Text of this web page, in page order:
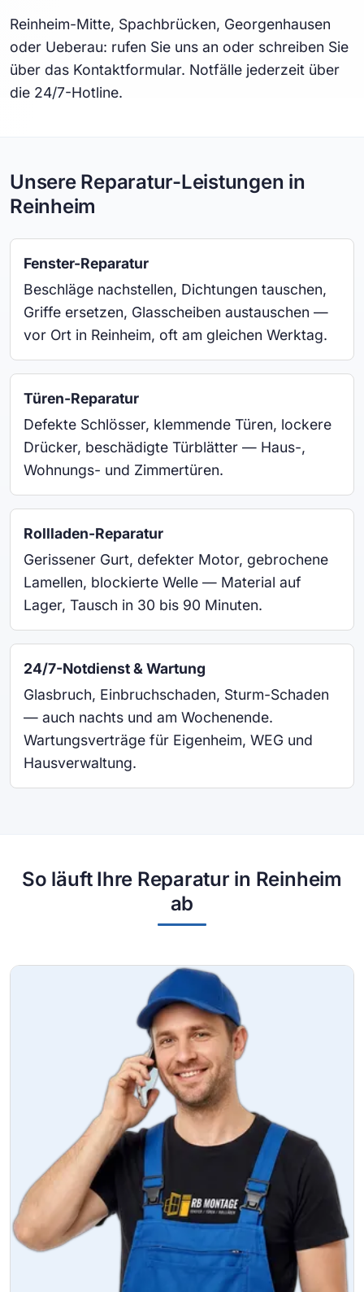
Reinheim-Mitte, Spachbrücken, Georgenhausen
oder Ueberau: rufen Sie uns an oder schreiben Sie
über das Kontaktformular. Notfälle jederzeit über
die 24/7-Hotline.
Unsere Reparatur-Leistungen in
Reinheim
Fenster-Reparatur
Beschläge nachstellen, Dichtungen tauschen,
Griffe ersetzen, Glasscheiben austauschen —
vor Ort in Reinheim, oft am gleichen Werktag.
Türen-Reparatur
Defekte Schlösser, klemmende Türen, lockere
Drücker, beschädigte Türblätter — Haus-,
Wohnungs- und Zimmertüren.
Rollladen-Reparatur
Gerissener Gurt, defekter Motor, gebrochene
Lamellen, blockierte Welle — Material auf
Lager, Tausch in 30 bis 90 Minuten.
24/7-Notdienst & Wartung
Glasbruch, Einbruchschaden, Sturm-Schaden
— auch nachts und am Wochenende.
Wartungsverträge für Eigenheim, WEG und
Hausverwaltung.
So läuft Ihre Reparatur in Reinheim
ab